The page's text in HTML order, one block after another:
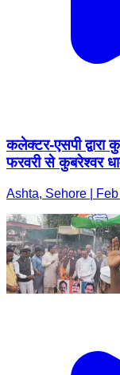
कलेक्टर-एसपी द्वारा
फरवरी से कुबरेश्वर
Ashta, Sehore |